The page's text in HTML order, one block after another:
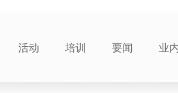
活动 培训 要闻 业